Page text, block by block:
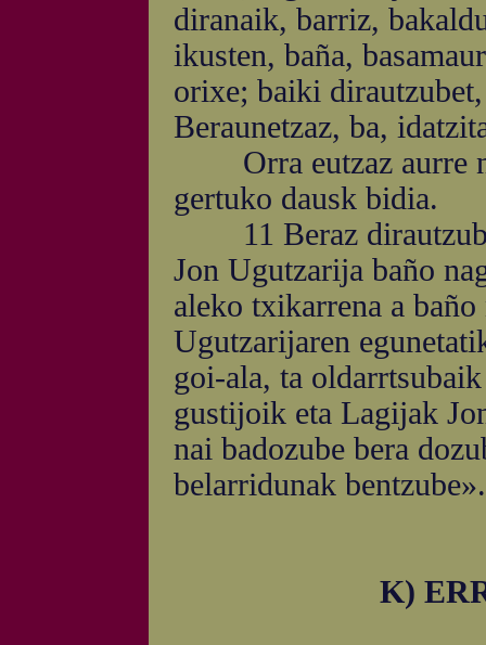
diranaik, barriz,
ikusten, baña,
orixe; baiki
Beraunetzaz, ba,
Orra eutzaz aurre
gertuko dausk bidia.
11 Beraz
Jon Ugutzarija baño
aleko txikarrena a
Ugutzarijaren
goi-ala, ta
gustijoik eta Lagijak
nai badozube bera
belarridunak bentzube».
K)